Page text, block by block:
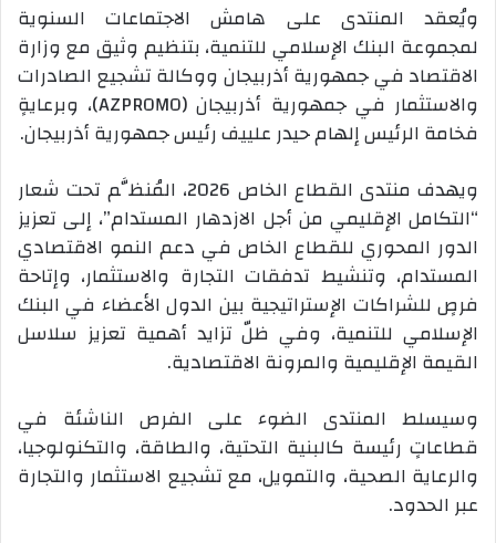
ويُعقد المنتدى على هامش الاجتماعات السنوية
لمجموعة البنك الإسلامي للتنمية، بتنظيم وثيق مع وزارة
الاقتصاد في جمهورية أذربيجان ووكالة تشجيع الصادرات
والاستثمار في جمهورية أذربيجان (AZPROMO)، وبرعايةٍ
فخامة الرئيس إلهام حيدر علييف رئيس جمهورية أذربيجان.
ويهدف منتدى القطاع الخاص 2026، المُنظَّم تحت شعار
“التكامل الإقليمي من أجل الازدهار المستدام”، إلى تعزيز
الدور المحوري للقطاع الخاص في دعم النمو الاقتصادي
المستدام، وتنشيط تدفقات التجارة والاستثمار، وإتاحة
فرصٍ للشراكات الإستراتيجية بين الدول الأعضاء في البنك
الإسلامي للتنمية، وفي ظلّ تزايد أهمية تعزيز سلاسل
القيمة الإقليمية والمرونة الاقتصادية.
وسيسلط المنتدى الضوء على الفرص الناشئة في
قطاعاتٍ رئيسة كالبنية التحتية، والطاقة، والتكنولوجيا،
والرعاية الصحية، والتمويل، مع تشجيع الاستثمار والتجارة
عبر الحدود.